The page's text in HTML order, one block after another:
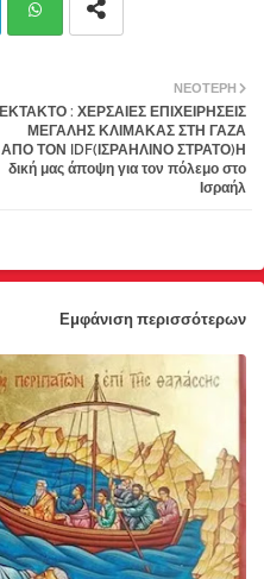
atsa
pp
ΝΕΌΤΕΡΗ
ΕΚΤΑΚΤΟ : ΧΕΡΣΑΙΕΣ ΕΠΙΧΕΙΡΗΣΕΙΣ
ΜΕΓΑΛΗΣ ΚΛΙΜΑΚΑΣ ΣΤΗ ΓΑΖΑ
ΑΠΟ ΤΟΝ IDF(ΙΣΡΑΗΛΙΝΟ ΣΤΡΑΤΟ)Η
δική μας άποψη για τον πόλεμο στο
Ισραήλ
Εμφάνιση περισσότερων